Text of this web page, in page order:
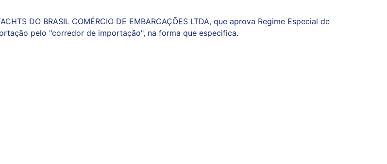
DO BRASIL COMÉRCIO DE EMBARCAÇÕES LTDA, que aprova Regime Especial de
pelo "corredor de importação", na forma que especifica.